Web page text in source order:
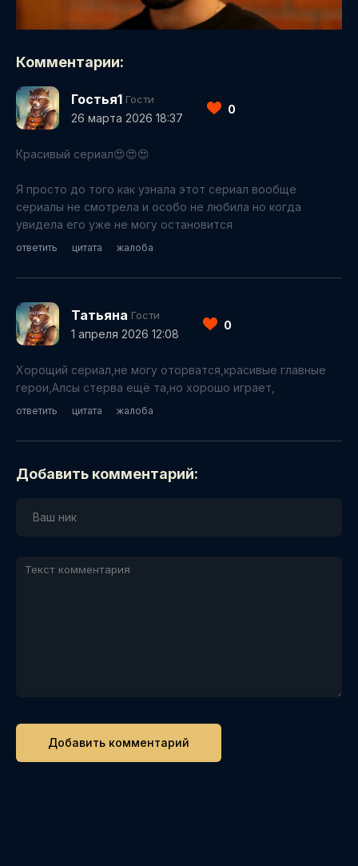
Комментарии:
Гостья1 Гости
26 марта 2026 18:37
0
Красивый сериал😍😍😍
Я просто до того как узнала этот сериал вообще
сериалы не смотрела и особо не любила но когда
увидела его уже не могу остановится
ответить цитата жалоба
Татьяна Гости
1 апреля 2026 12:08
0
Хорощий сериал,не могу оторватся,красивые главные
герои,Алсы стерва ещё та,но хорошо играет,
ответить цитата жалоба
Добавить комментарий: